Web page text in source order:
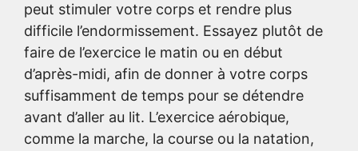
peut stimuler votre corps et rendre plus
difficile l’endormissement. Essayez plutôt de
faire de l’exercice le matin ou en début
d’après-midi, afin de donner à votre corps
suffisamment de temps pour se détendre
avant d’aller au lit. L’exercice aérobique,
comme la marche, la course ou la natation,